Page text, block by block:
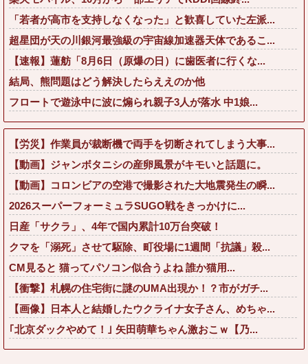
「若者が高市を支持しなくなった」と歓喜していた左派...
超星団が天の川銀河最強級の宇宙線加速器天体であるこ...
【速報】蓮舫「8月6日（原爆の日）に歯医者に行くな...
結局、熊問題はどう解決したらええのか他
フロートで遊泳中に波に煽られ親子3人が落水 中1娘...
【労災】作業員が裁断機で両手を切断されてしまう大事...
【動画】ジャンボタニシの産卵風景がキモいと話題に。
【動画】コロンビアの空港で撮影された大地震発生の瞬...
2026スーパーフォーミュラSUGO戦をきっかけに...
日産「サクラ」、4年で国内累計10万台突破！
クマを「溺死」させて駆除、町役場に1週間「抗議」殺...
CM見ると 猫ってパソコン似合うよね 誰か猫用...
【衝撃】札幌の住宅街に謎のUMA出現か！？市がガチ...
【画像】日本人と結婚したウクライナ女子さん、めちゃ...
｢北京ダックやめて！｣ 矢田萌華ちゃん激おこｗ【乃...